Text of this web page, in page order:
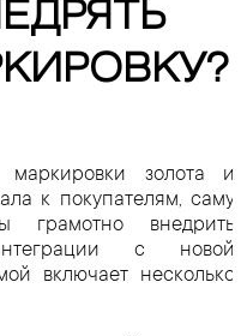
золота и
к покупателям, саму
грамотно внедрить
с новой
включает несколько